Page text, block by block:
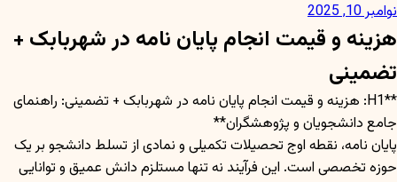
نوامبر 10, 2025
هزینه و قیمت انجام پایان نامه در شهربابک +
تضمینی
**H1: هزینه و قیمت انجام پایان نامه در شهربابک + تضمینی: راهنمای
جامع دانشجویان و پژوهشگران**
پایان نامه، نقطه اوج تحصیلات تکمیلی و نمادی از تسلط دانشجو بر یک
حوزه تخصصی است. این فرآیند نه تنها مستلزم دانش عمیق و توانایی